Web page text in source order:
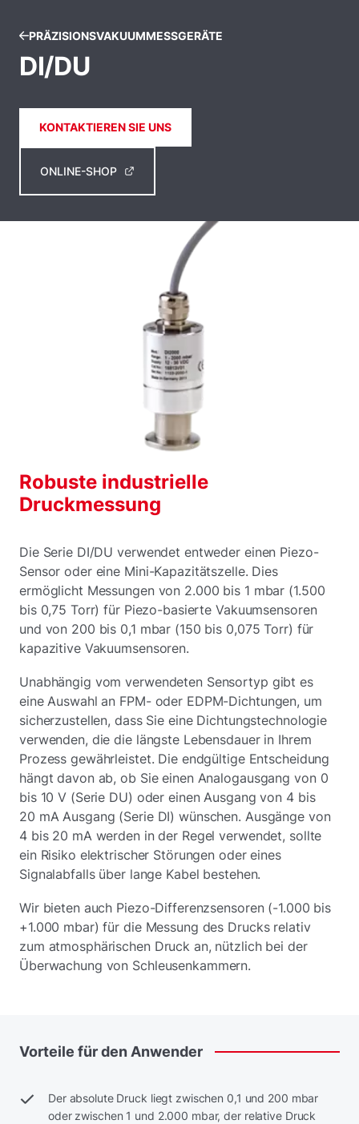
PRÄZISIONSVAKUUMMESSGERÄTE
DI/DU
KONTAKTIEREN SIE UNS
ONLINE-SHOP
Robuste industrielle
Druckmessung
Die Serie DI/DU verwendet entweder einen Piezo-
Sensor oder eine Mini-Kapazitätszelle. Dies
ermöglicht Messungen von 2.000 bis 1 mbar (1.500
bis 0,75 Torr) für Piezo-basierte Vakuumsensoren
und von 200 bis 0,1 mbar (150 bis 0,075 Torr) für
kapazitive Vakuumsensoren.
Unabhängig vom verwendeten Sensortyp gibt es
eine Auswahl an FPM- oder EDPM-Dichtungen, um
sicherzustellen, dass Sie eine Dichtungstechnologie
verwenden, die die längste Lebensdauer in Ihrem
Prozess gewährleistet. Die endgültige Entscheidung
hängt davon ab, ob Sie einen Analogausgang von 0
bis 10 V (Serie DU) oder einen Ausgang von 4 bis
20 mA Ausgang (Serie DI) wünschen. Ausgänge von
4 bis 20 mA werden in der Regel verwendet, sollte
ein Risiko elektrischer Störungen oder eines
Signalabfalls über lange Kabel bestehen.
Wir bieten auch Piezo-Differenzsensoren (-1.000 bis
+1.000 mbar) für die Messung des Drucks relativ
zum atmosphärischen Druck an, nützlich bei der
Überwachung von Schleusenkammern.
Vorteile fürdenAnwender
Der absolute Druck liegt zwischen 0,1 und 200 mbar
oder zwischen 1 und 2.000 mbar, der relative Druck